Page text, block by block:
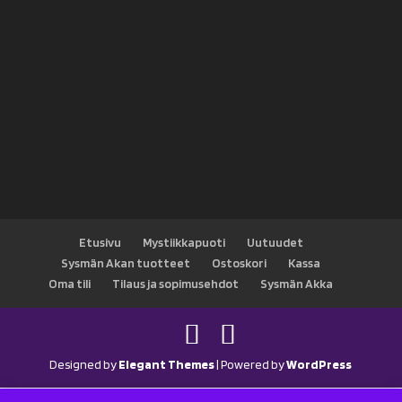
Etusivu Mystiikkapuoti
Uutuudet
Sysmän Akan tuotteet
Ostoskori
Kassa
Oma tili
Tilaus ja sopimusehdot Sysmän Akka
Designed byElegant Themes| Powered byWordPress